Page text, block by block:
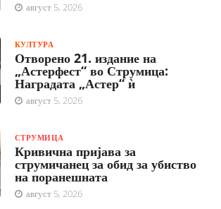
август 5, 2026
КУЛТУРА
Отворено 21. издание на
„Астерфест“ во Струмица:
Наградата „Астер“ ѝ
август 5, 2026
СТРУМИЦА
Кривична пријава за
струмичанец за обид за убиство
на поранешната
август 5, 2026